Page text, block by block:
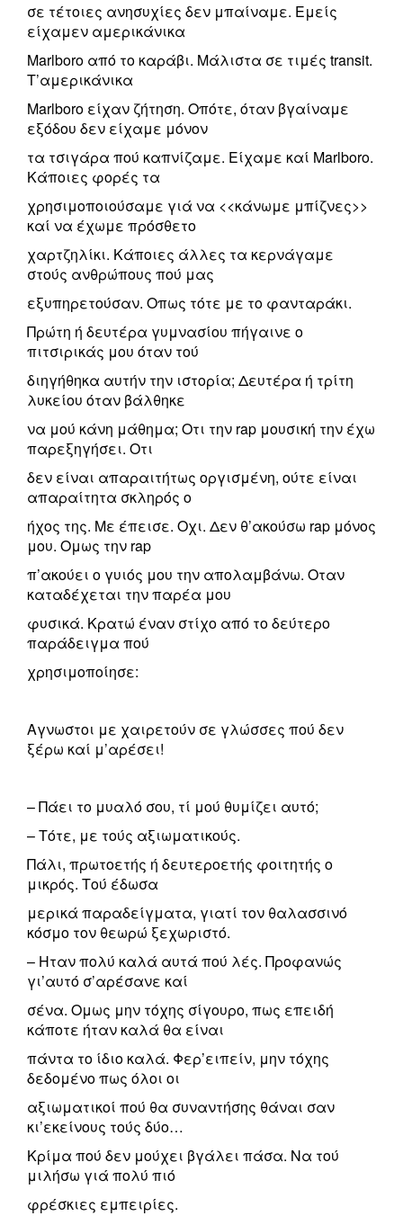
σε τέτοιες ανησυχίες δεν μπαίναμε. Εμείς
είχαμεν αμερικάνικα
Marlboro από το καράβι. Μάλιστα σε τιμές transit.
Τ’αμερικάνικα
Marlboro είχαν ζήτηση. Οπότε, όταν βγαίναμε
εξόδου δεν είχαμε μόνον
τα τσιγάρα πού καπνίζαμε. Είχαμε καί Marlboro.
Κάποιες φορές τα
χρησιμοποιούσαμε γιά να <<κάνωμε μπίζνες>>
καί να έχωμε πρόσθετο
χαρτζηλίκι. Κάποιες άλλες τα κερνάγαμε
στούς ανθρώπους πού μας
εξυπηρετούσαν. Οπως τότε με το φανταράκι.
Πρώτη ή δευτέρα γυμνασίου πήγαινε ο
πιτσιρικάς μου όταν τού
διηγήθηκα αυτήν την ιστορία; Δευτέρα ή τρίτη
λυκείου όταν βάλθηκε
να μού κάνη μάθημα; Οτι την rap μουσική την έχω
παρεξηγήσει. Οτι
δεν είναι απαραιτήτως οργισμένη, ούτε είναι
απαραίτητα σκληρός ο
ήχος της. Με έπεισε. Οχι. Δεν θ’ακούσω rap μόνος
μου. Ομως την rap
π’ακούει ο γυιός μου την απολαμβάνω. Οταν
καταδέχεται την παρέα μου
φυσικά. Κρατώ έναν στίχο από το δεύτερο
παράδειγμα πού
χρησιμοποίησε:
Αγνωστοι με χαιρετούν σε γλώσσες πού δεν
ξέρω καί μ’αρέσει!
– Πάει το μυαλό σου, τί μού θυμίζει αυτό;
– Τότε, με τούς αξιωματικούς.
Πάλι, πρωτοετής ή δευτεροετής φοιτητής ο
μικρός. Τού έδωσα
μερικά παραδείγματα, γιατί τον θαλασσινό
κόσμο τον θεωρώ ξεχωριστό.
– Ηταν πολύ καλά αυτά πού λές. Προφανώς
γι’αυτό σ’αρέσανε καί
σένα. Ομως μην τόχης σίγουρο, πως επειδή
κάποτε ήταν καλά θα είναι
πάντα το ίδιο καλά. Φερ’ειπείν, μην τόχης
δεδομένο πως όλοι οι
αξιωματικοί πού θα συναντήσης θάναι σαν
κι’εκείνους τούς δύο…
Κρίμα πού δεν μούχει βγάλει πάσα. Να τού
μιλήσω γιά πολύ πιό
φρέσκιες εμπειρίες.